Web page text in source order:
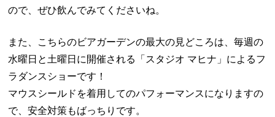
ので、ぜひ飲んでみてくださいね。
また、こちらのビアガーデンの最大の見どころは、毎週の
水曜日と土曜日に開催される「スタジオ マヒナ」によるフ
ラダンスショーです！
マウスシールドを着用してのパフォーマンスになりますの
で、安全対策もばっちりです。